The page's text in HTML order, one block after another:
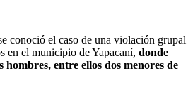
conoció el caso de una violación grupal
en el municipio de Yapacaní, donde
hombres, entre ellos dos menores de